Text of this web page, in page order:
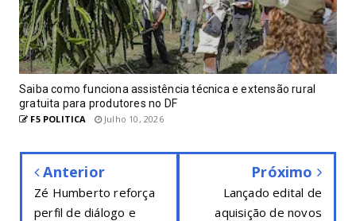
Saiba como funciona assistência técnica e extensão rural
gratuita para produtores no DF
F5 POLITICA Julho 10, 2026
Anterior
Zé Humberto reforça
perfil de diálogo e
Próximo
Lançado edital de
aquisição de novos